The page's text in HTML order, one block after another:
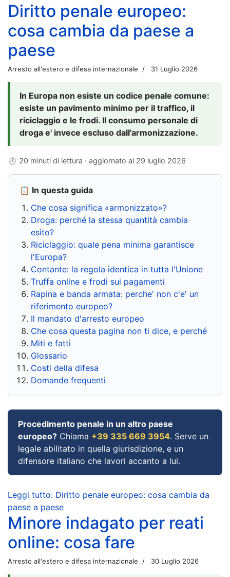
Diritto penale europeo:
cosa cambia da paese a
paese
Arresto all'estero e difesa internazionale 31 Luglio 2026
In Europa non esiste un codice penale comune:
esiste un pavimento minimo per il traffico, il
riciclaggio e le frodi. Il consumo personale di
droga e' invece escluso dall'armonizzazione.
⏱ 20 minuti di lettura · aggiornato al 29 luglio 2026
📋 In questa guida
Che cosa significa «armonizzato»?
Droga: perché la stessa quantità cambia
esito?
Riciclaggio: quale pena minima garantisce
l'Europa?
Contante: la regola identica in tutta l'Unione
Truffa online e frodi sui pagamenti
Rapina e banda armata: perche' non c'e' un
riferimento europeo?
Il mandato d'arresto europeo
Che cosa questa pagina non ti dice, e perché
Miti e fatti
Glossario
Costi della difesa
Domande frequenti
Procedimento penale in un altro paese
europeo? Chiama +39 335 669 3954. Serve un
legale abilitato in quella giurisdizione, e un
difensore italiano che lavori accanto a lui.
Leggi tutto: Diritto penale europeo: cosa cambia da
paese a paese
Minore indagato per reati
online: cosa fare
Arresto all'estero e difesa internazionale 30 Luglio 2026